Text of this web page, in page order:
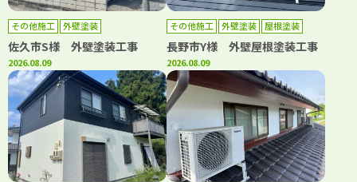
その他施工 外壁塗装
佐久市S様 外壁塗装工事
2026.08.09
その他施工 外壁塗装 屋根塗装
長野市Y様 外壁屋根塗装工事
2026.08.09